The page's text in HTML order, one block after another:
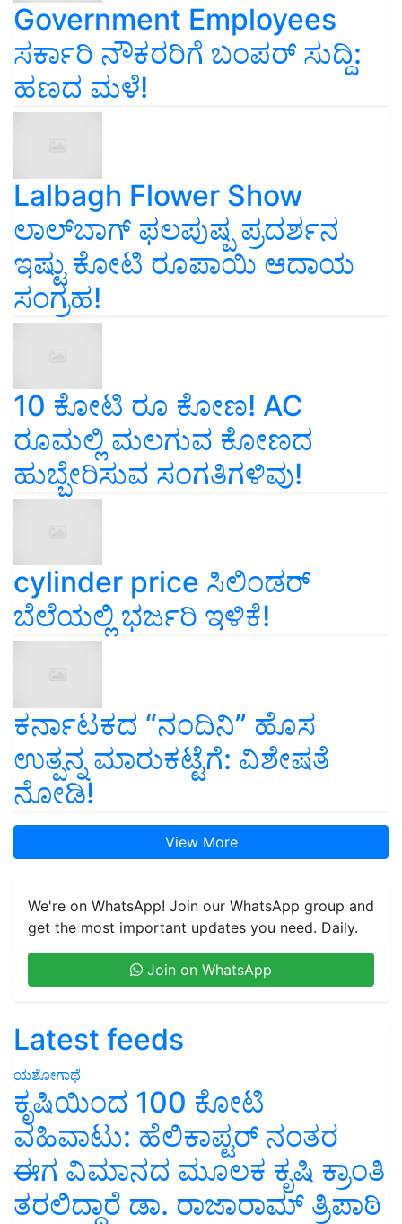
Government Employees
ಸರ್ಕಾರಿ ನೌಕರರಿಗೆ ಬಂಪರ್‌ ಸುದ್ದಿ:
ಹಣದ ಮಳೆ!
Lalbagh Flower Show
ಲಾಲ್‌ಬಾಗ್ ಫಲಪುಷ್ಪ ಪ್ರದರ್ಶನ
ಇಷ್ಟು ಕೋಟಿ ರೂಪಾಯಿ ಆದಾಯ
ಸಂಗ್ರಹ!
10 ಕೋಟಿ ರೂ ಕೋಣ! AC
ರೂಮಲ್ಲಿ ಮಲಗುವ ಕೋಣದ
ಹುಬ್ಬೇರಿಸುವ ಸಂಗತಿಗಳಿವು!
cylinder price ಸಿಲಿಂಡರ್‌
ಬೆಲೆಯಲ್ಲಿ ಭರ್ಜರಿ ಇಳಿಕೆ!
ಕರ್ನಾಟಕದ “ನಂದಿನಿ” ಹೊಸ
ಉತ್ಪನ್ನ ಮಾರುಕಟ್ಟೆಗೆ: ವಿಶೇಷತೆ
ನೋಡಿ!
View More
We're on WhatsApp! Join our WhatsApp group and
get the most important updates you need. Daily.
Join on WhatsApp
Latest feeds
ಯಶೋಗಾಥೆ
ಕೃಷಿಯಿಂದ 100 ಕೋಟಿ
ವಹಿವಾಟು: ಹೆಲಿಕಾಪ್ಟರ್ ನಂತರ
ಈಗ ವಿಮಾನದ ಮೂಲಕ ಕೃಷಿ ಕ್ರಾಂತಿ
ತರಲಿದ್ದಾರೆ ಡಾ. ರಾಜಾರಾಮ್ ತ್ರಿಪಾಠಿ